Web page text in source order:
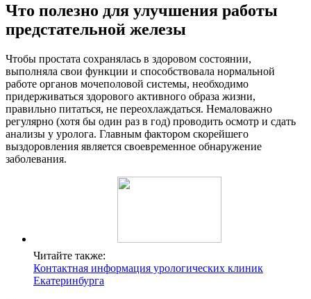
Что полезно для улучшения работы
предстательной железы
Чтобы простата сохранялась в здоровом состоянии,
выполняла свои функции и способствовала нормальной
работе органов мочеполовой системы, необходимо
придерживаться здорового активного образа жизни,
правильно питаться, не переохлаждаться. Немаловажно
регулярно (хотя бы один раз в год) проводить осмотр и сдать
анализы у уролога. Главным фактором скорейшего
выздоровления является своевременное обнаружение
заболевания.
Читайте также:
Контактная информация урологических клиник
Екатеринбурга